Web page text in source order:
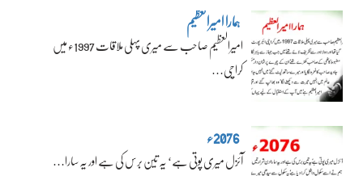
ہمارا امیرالعظیم
امیرالعظیم صاحب سے میری پہلی ملاقات 1997ء میں
کراچی…
2076ء
آئزل میری پوتی ہے‘ یہ تین برس کی ہے اور یہ سارا…